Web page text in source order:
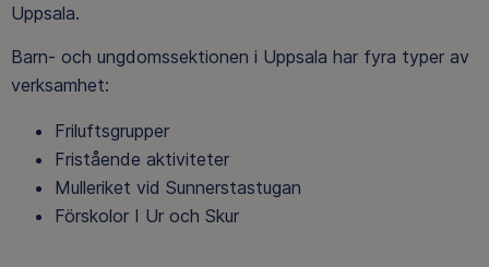
Uppsala.
Barn- och ungdomssektionen i Uppsala har fyra typer av
verksamhet:
Friluftsgrupper
Fristående aktiviteter
Mulleriket vid Sunnerstastugan
Förskolor I Ur och Skur